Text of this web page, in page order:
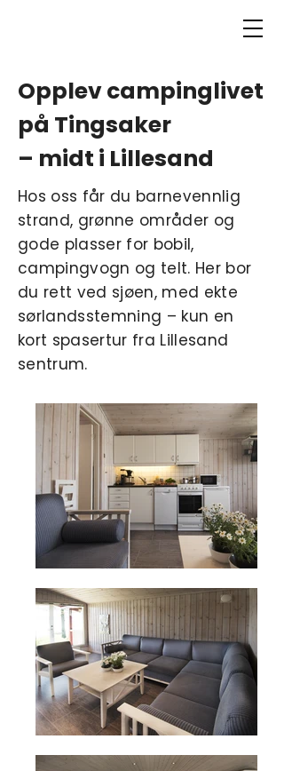
Opplev campinglivet
på Tingsaker
– midt i Lillesand
Hos oss får du barnevennlig
strand, grønne områder og
gode plasser for bobil,
campingvogn og telt. Her bor
du rett ved sjøen, med ekte
sørlandsstemning – kun en
kort spasertur fra Lillesand
sentrum.